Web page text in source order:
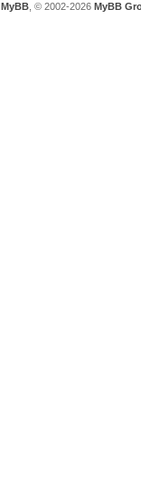
MyBB, © 2002-2026 MyBB